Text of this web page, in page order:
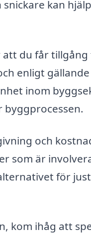
snickare kan
du får
enligt gällande
inom
och
som är
för
kom ihåg att